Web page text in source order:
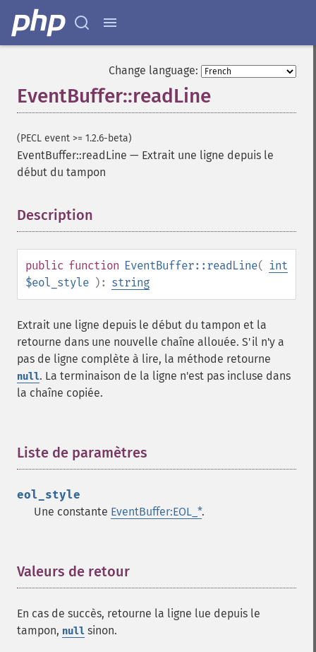
Change language:
EventBuffer::readLine
(PECL event >= 1.2.6-beta)
EventBuffer::readLine — Extrait une ligne depuis le
début du tampon
Description
public function EventBuffer::readLine( int
$eol_style ): string
Extrait une ligne depuis le début du tampon et la
retourne dans une nouvelle chaîne allouée. S'il n'y a
pas de ligne complète à lire, la méthode retourne
null. La terminaison de la ligne n'est pas incluse dans
la chaîne copiée.
Liste de paramètres
eol_style
Une constante EventBuffer:EOL_*.
Valeurs de retour
En cas de succès, retourne la ligne lue depuis le
tampon, null sinon.